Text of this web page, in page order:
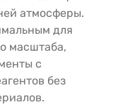
атмосферы.
для
масштаба,
с
без